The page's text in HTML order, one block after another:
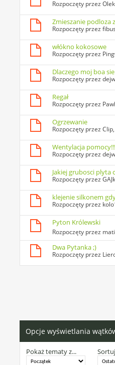
Rozpoczęty przez
Zmieszanie podloza
Rozpoczęty przez
włókno kokosowe
Rozpoczęty przez
Dlaczego moj boa
Rozpoczęty przez
Regał
Rozpoczęty przez
Ogrzewanie
Rozpoczęty przezClip
Wentylacja
Rozpoczęty przez
Jakiej grubosci plyta
Rozpoczęty przez
klejenie silkonem
Rozpoczęty przez
Pyton Królewski
Rozpoczęty przez
Dwa Pytanka ;)
Rozpoczęty przez
Opcje wyświetlania
Pokaż tematy z...